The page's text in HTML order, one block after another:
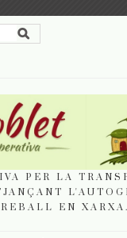
PER LA
EN XARXA.